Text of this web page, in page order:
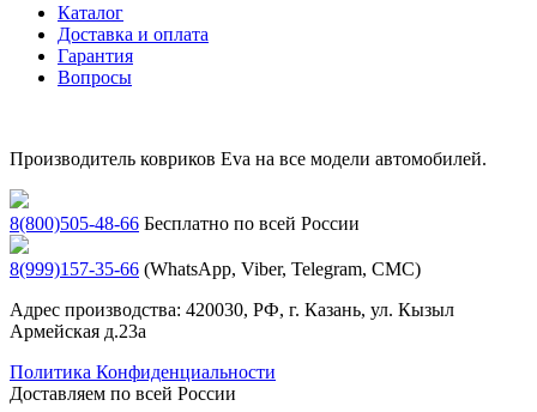
Каталог
Доставка и оплата
Гарантия
Вопросы
Производитель ковриков Eva на все модели автомобилей.
8(800)505-48-66 Бесплатно по всей России
8(999)157-35-66 (WhatsApp, Viber, Telegram, СМС)
Адрес производства: 420030, РФ, г. Казань, ул. Кызыл
Армейская д.23а
Политика Конфиденциальности
Доставляем по всей России